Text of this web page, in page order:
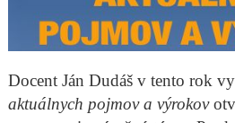
Docent Ján Dudáš v tento rok
aktuálnych pojmov a výrokov